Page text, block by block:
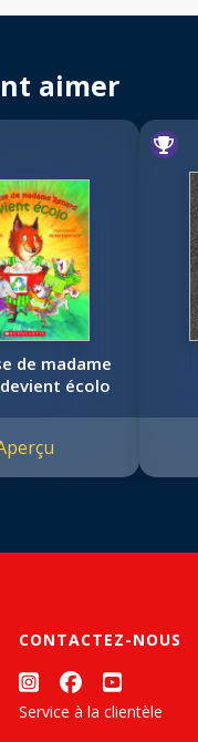
aimer
de madame
écolo
CONTACTEZ-NOUS
Service à la clientèle